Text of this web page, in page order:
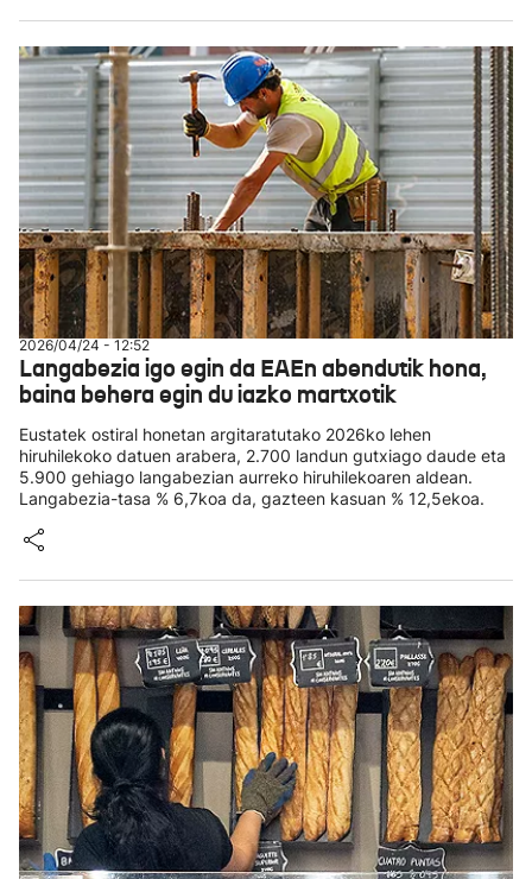
2026/04/24 - 12:52
Langabezia igo egin da EAEn abendutik hona,
baina behera egin du iazko martxotik
Eustatek ostiral honetan argitaratutako 2026ko lehen
hiruhilekoko datuen arabera, 2.700 landun gutxiago daude eta
5.900 gehiago langabezian aurreko hiruhilekoaren aldean.
Langabezia-tasa % 6,7koa da, gazteen kasuan % 12,5ekoa.